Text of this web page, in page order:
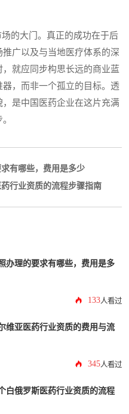
的大门。真正的成功在于后
广以及与当地医疗体系的深
就应同步构思长远的商业蓝
，而非一个孤立的目标。透
是中国医药企业在这片充满
有哪些，费用是多少
行业资质的流程步骤指南
办理的要求有哪些，费用是多
133人看过
维亚医药行业资质的费用与流
345人看过
白俄罗斯医药行业资质的流程